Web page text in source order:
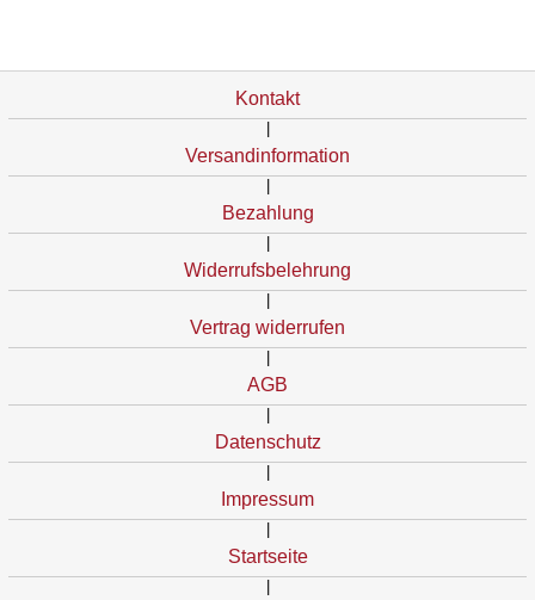
Kontakt
Versandinformation
Bezahlung
Widerrufsbelehrung
Vertrag widerrufen
AGB
Datenschutz
Impressum
Startseite